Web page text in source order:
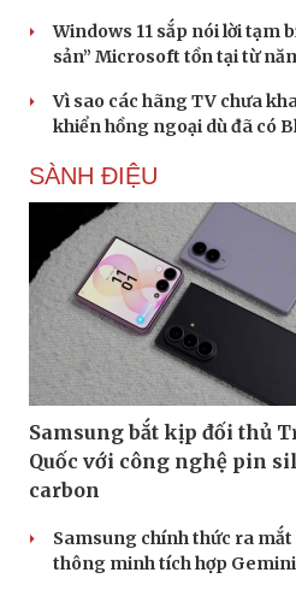
Windows 11 sắp nói lời tạm
sản” Microsoft tồn tại từ
Vì sao các hãng TV chưa
khiển hồng ngoại dù đã có
SÀNH ĐIỆU
Samsung bắt kịp đối thủ
Quốc với công nghệ pin
carbon
Samsung chính thức ra
thông minh tích hợp